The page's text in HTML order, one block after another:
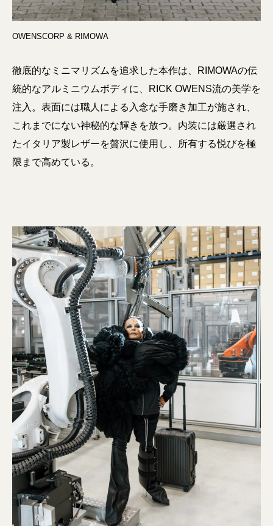
OWENSCORP & RIMOWA
徹底的なミニマリズムを追求した本作は、RIMOWAの伝
統的なアルミニウムボディに、RICK OWENS流の美学を
注入。表面には職人による入念な手磨き加工が施され、
これまでにない神秘的な輝きを放つ。内装には厳選され
たイタリア製レザーを贅沢に使用し、所有する悦びを極
限まで高めている。